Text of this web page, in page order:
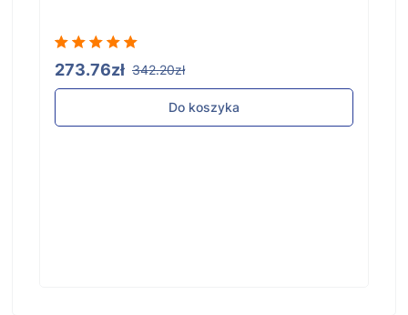
273.76zł 342.20zł
Do koszyka